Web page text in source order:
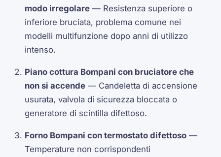
modo irregolare — Resistenza superiore o
inferiore bruciata, problema comune nei
modelli multifunzione dopo anni di utilizzo
intenso.
Piano cottura Bompani con bruciatore che
non si accende — Candeletta di accensione
usurata, valvola di sicurezza bloccata o
generatore di scintilla difettoso.
Forno Bompani con termostato difettoso —
Temperature non corrispondenti